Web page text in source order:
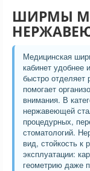
ШИРМЫ
Медицинская
кабинет удобнее
быстро отделяет
помогает
внимания. В
нержавеющей
процедурных,
стоматологий.
вид, стойкость к
эксплуатации:
геометрию даже